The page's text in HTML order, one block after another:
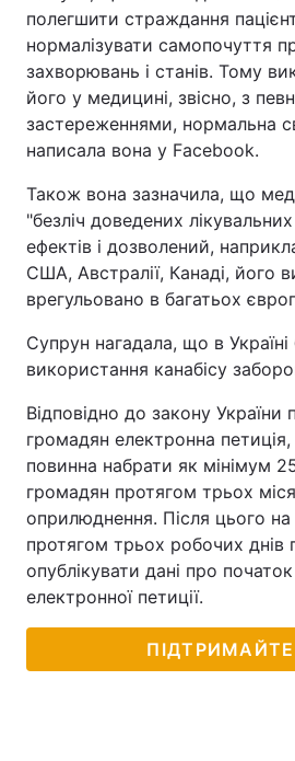
полегшити страждання
нормалізувати самопочуття
захворювань і станів. Тому
його у медицині, звісно, з
застереженнями, нормальна
написала вона у Facebook.
Також вона зазначила, що
"безліч доведених
ефектів і дозволений,
США, Австралії, Канаді, його
врегульовано в багатьох
Супрун нагадала, що в
використання канабісу
Відповідно до закону України
громадян електронна
повинна набрати як мінімум
громадян протягом трьох
оприлюднення. Після цього на
протягом трьох робочих днів
опублікувати дані про
електронної петиції.